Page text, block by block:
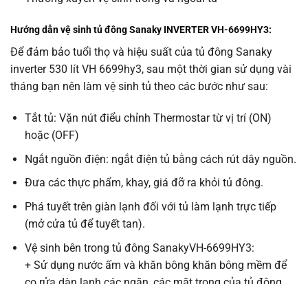
Hướng dẫn vệ sinh tủ đông Sanaky INVERTER VH-6699HY3:
Để đảm bảo tuổi thọ và hiệu suất của tủ đông Sanaky
inverter 530 lít VH 6699hy3, sau một thời gian sử dụng vài
tháng bạn nên làm vệ sinh tủ theo các bước như sau:
Tắt tủ: Vặn nút điểu chỉnh Thermostar từ vị trí (ON)
hoặc (OFF)
Ngắt nguồn điện: ngắt điện tủ bằng cách rút dây nguồn.
Đưa các thực phẩm, khay, giá đỡ ra khỏi tủ đông.
Phá tuyết trên giàn lạnh đối với tủ làm lạnh trực tiếp
(mở cửa tủ để tuyết tan).
Vệ sinh bên trong tủ đông SanakyVH-6699HY3:
+ Sử dụng nước ấm và khăn bông khăn bông mềm để